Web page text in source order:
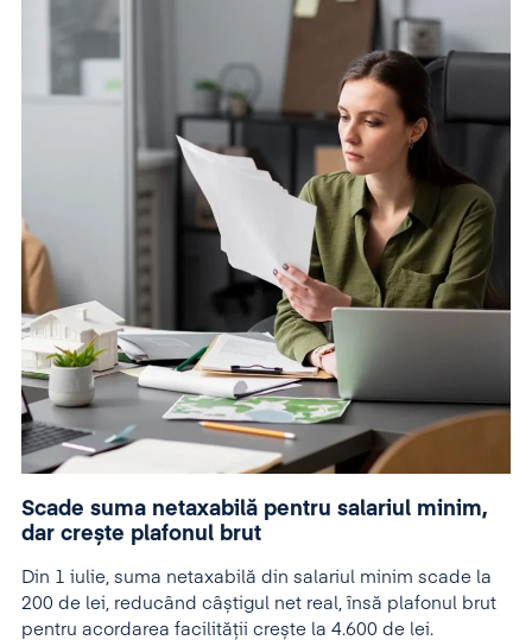
Scade suma netaxabilă pentru salariul minim,
dar crește plafonul brut
Din 1 iulie, suma netaxabilă din salariul minim scade la
200 de lei, reducând câștigul net real, însă plafonul brut
pentru acordarea facilității crește la 4.600 de lei.